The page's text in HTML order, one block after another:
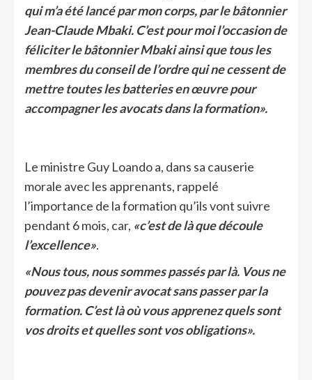
qui m’a été lancé par mon corps, par le bâtonnier
Jean-Claude Mbaki. C’est pour moi l’occasion de
féliciter le bâtonnier Mbaki ainsi que tous les
membres du conseil de l’ordre qui ne cessent de
mettre toutes les batteries en œuvre pour
accompagner les avocats dans la formation».
Le ministre Guy Loando a, dans sa causerie
morale avec les apprenants, rappelé
l’importance de la formation qu’ils vont suivre
pendant 6 mois, car, «c’est de là que découle
l’excellence».
«Nous tous, nous sommes passés par là. Vous ne
pouvez pas devenir avocat sans passer par la
formation. C’est là où vous apprenez quels sont
vos droits et quelles sont vos obligations».